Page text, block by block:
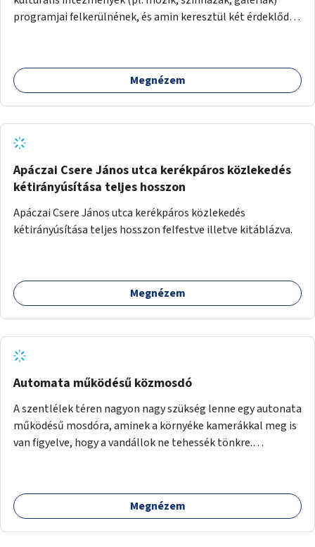
programjai felkerülnének, és amin keresztül két érdeklődő,
Megnézem
Apáczai Csere János utca kerékpáros közlekedés
kétirányúsítása teljes hosszon
Apáczai Csere János utca kerékpáros közlekedés
kétirányúsítása teljes hosszon felfestve illetve kitáblázva.
Megnézem
Automata működésű közmosdó
A szentlélek téren nagyon nagy szükség lenne egy autonata
működésű mosdóra, aminek a környéke kamerákkal meg is
van figyelve, hogy a vandállok ne tehessék tönkre.
Megnézem